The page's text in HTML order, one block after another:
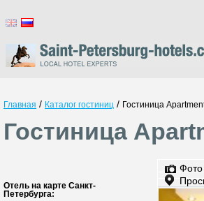
Главная / Каталог гостиниц / Гостиница
Гостиница
Отель на карте Санкт-
Петербурга:
Фото